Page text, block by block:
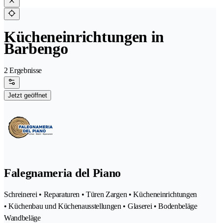
Kücheneinrichtungen in
Barbengo
2 Ergebnisse
Jetzt geöffnet
Falegnameria del Piano
Schreinerei • Reparaturen • Türen Zargen • Kücheneinrichtungen
• Küchenbau und Küchenausstellungen • Glaserei • Bodenbeläge
Wandbeläge